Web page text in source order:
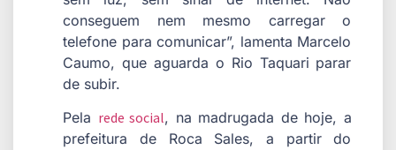
conseguem nem mesmo carregar o
telefone para comunicar”, lamenta Marcelo
Caumo, que aguarda o Rio Taquari parar
de subir.
Pela rede social, na madrugada de hoje, a
prefeitura de Roca Sales, a partir do